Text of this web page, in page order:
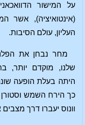
על המישור
(אינטואיציה), אשר
העליון, עולם הסיבות.
מחר נבחן את
שלנו, מוקדם יותר,
היתה בעלת הופעה
כך הירח השמש וסטורן
וונוס יעברו דרך